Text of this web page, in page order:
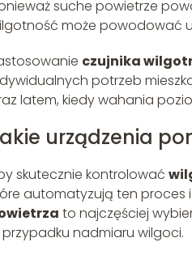
suche powietrze
może powodować
czujnika
potrzeb
latem, kiedy wahania
urządzenia
skutecznie kontrolować
automatyzują ten proces
to najczęściej
nadmiaru wilgoci.